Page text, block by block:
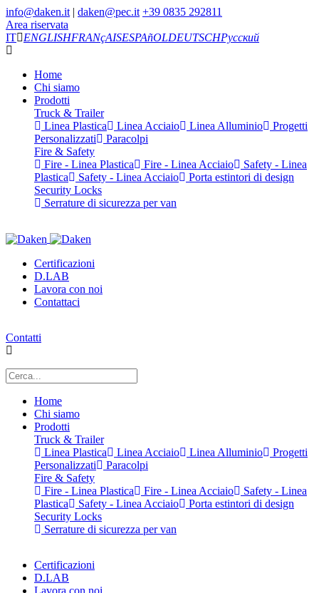
info@daken.it | daken@pec.it +39 0835 292811
Area riservata
IT
ENGLISHFRANçAISESPAñOLDEUTSCHРусский
Home
Chi siamo
Prodotti
Truck & Trailer
Linea Plastica
Linea Acciaio Linea Alluminio
Progetti
Personalizzati
Paracolpi
Fire & Safety
Fire - Linea Plastica
Fire - Linea Acciaio
Safety - Linea
Plastica
Safety - Linea Acciaio
Porta estintori di design
Security Locks
Serrature di sicurezza per van
Certificazioni
D.LAB
Lavora con noi
Contattaci
Contatti
Home
Chi siamo
Prodotti
Truck & Trailer
Linea Plastica
Linea Acciaio Linea Alluminio
Progetti
Personalizzati
Paracolpi
Fire & Safety
Fire - Linea Plastica
Fire - Linea Acciaio
Safety - Linea
Plastica
Safety - Linea Acciaio
Porta estintori di design
Security Locks
Serrature di sicurezza per van
Certificazioni
D.LAB